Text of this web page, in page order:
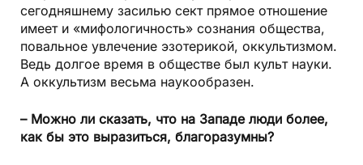
сегодняшнему засилью сект прямое отношение
имеет и «мифологичность» сознания общества,
повальное увлечение эзотерикой, оккультизмом.
Ведь долгое время в обществе был культ науки.
А оккультизм весьма наукообразен.
– Можно ли сказать, что на Западе люди более,
как бы это выразиться, благоразумны?